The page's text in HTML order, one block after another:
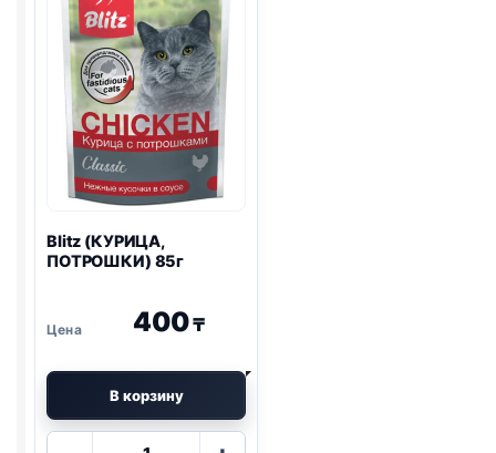
Blitz (КУРИЦА,
ПОТРОШКИ) 85г
400₸
В корзину
Количество